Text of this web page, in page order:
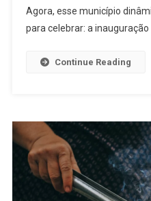
Agora, esse município
para celebrar: a
Continue Reading